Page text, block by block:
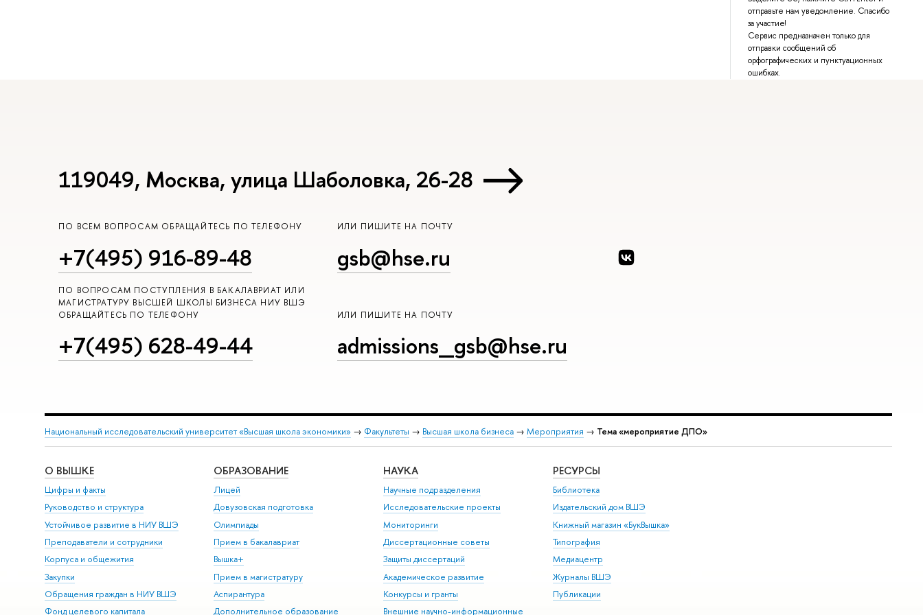
отправьте нам уведомление. Спасибо
за участие!
Сервис предназначен только для
отправки сообщений об
орфографических и пунктуационных
ошибках.
119049, Москва, улица Шаболовка, 26-28
ПО ВСЕМ ВОПРОСАМ ОБРАЩАЙТЕСЬ ПО ТЕЛЕФОНУ
+7(495) 916-89-48
ИЛИ ПИШИТЕ НА ПОЧТУ
gsb@hse.ru
ПО ВОПРОСАМ ПОСТУПЛЕНИЯ В БАКАЛАВРИАТ ИЛИ
МАГИСТРАТУРУ ВЫСШЕЙ ШКОЛЫ БИЗНЕСА НИУ ВШЭ
ОБРАЩАЙТЕСЬ ПО ТЕЛЕФОНУ
+7(495) 628-49-44
ИЛИ ПИШИТЕ НА ПОЧТУ
admissions_gsb@hse.ru
Национальный исследовательский университет «Высшая школа экономики» → Факультеты → Высшая школа бизнеса→ Мероприятия → Тема «мероприятие ДПО»
О ВЫШКЕ
Цифры и факты
Руководство и структура
Устойчивое развитие в НИУ ВШЭ
Преподаватели и сотрудники
Корпуса и общежития
Закупки
Обращения граждан в НИУ ВШЭ
Фонд целевого капитала
ОБРАЗОВАНИЕ
Лицей
Довузовская подготовка
Олимпиады
Прием в бакалавриат
Вышка+
Прием в магистратуру
Аспирантура
Дополнительное образование
НАУКА
Научные подразделения
Исследовательские проекты
Мониторинги
Диссертационные советы
Защиты диссертаций
Академическое развитие
Конкурсы и гранты
Внешние научно-информационные
РЕСУРСЫ
Библиотека
Издательский дом ВШЭ
Книжный магазин «БукВышка»
Типография
Медиацентр
Журналы ВШЭ
Публикации